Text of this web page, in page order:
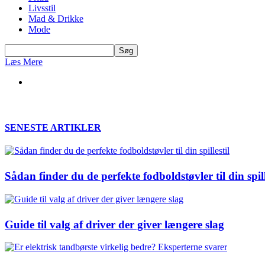
Livsstil
Mad & Drikke
Mode
Læs Mere
SENESTE ARTIKLER
Sådan finder du de perfekte fodboldstøvler til din
Guide til valg af driver der giver længere slag